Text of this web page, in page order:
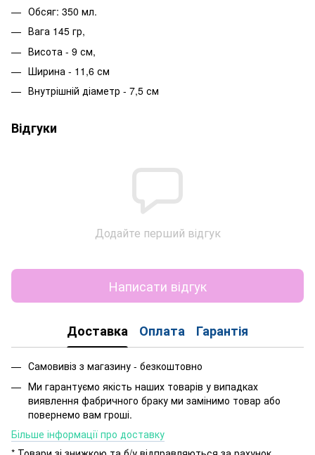
Обсяг: 350 мл.
Вага 145 гр,
Висота - 9 см,
Ширина - 11,6 см
Внутрішній діаметр - 7,5 см
Відгуки
Додайте перший відгук
Написати відгук
Доставка Оплата Гарантія
Самовивіз з магазину - безкоштовно
Ми гарантуємо якість наших товарів у випадках
виявлення фабричного браку ми замінимо товар або
повернемо вам гроші.
Більше інформації про доставку